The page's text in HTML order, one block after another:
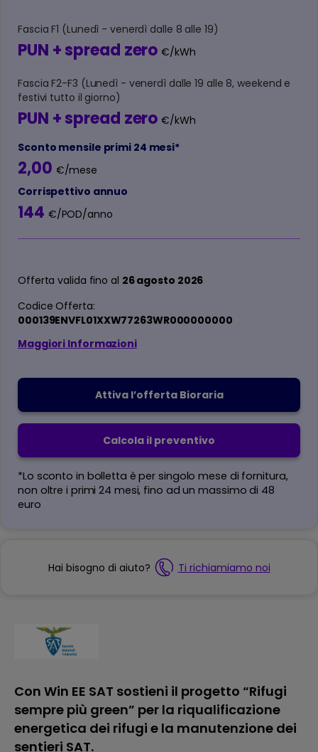
Fascia F1 (Lunedì - venerdì dalle 8 alle 19)
PUN + spread zero €/kWh
Fascia F2-F3 (Lunedì - venerdì dalle 19 alle 8, weekend e
festivi tutto il giorno)
PUN + spread zero €/kWh
Sconto mensile primi 24 mesi*
2,00 €/mese
Corrispettivo annuo
144 €/POD/anno
Offerta valida fino al 26 agosto 2026
Codice Offerta:
000139ENVFL01XXW77263WR000000000
Maggiori Informazioni
Attiva l’offerta Bioraria
Calcola il preventivo
*Lo sconto in bolletta è per singolo mese di fornitura,
non oltre i primi 24 mesi, fino ad un massimo di 48
euro
Hai bisogno di aiuto? Ti richiamiamo noi
Con Win EE SAT sostieni il progetto “Rifugi
sempre più green” per la riqualificazione
energetica dei rifugi e la manutenzione dei
sentieri SAT.